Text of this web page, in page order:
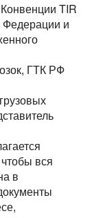
TIR
Федерации и
ГТК РФ
вся
в